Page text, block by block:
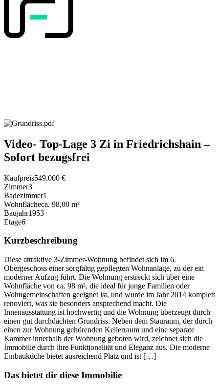
Video- Top-Lage 3 Zi in Friedrichshain –
Sofort bezugsfrei
Kaufpreis549.000 €
Zimmer3
Badezimmer1
Wohnflächeca. 98,00 m²
Baujahr1953
Etage6
Kurzbeschreibung
Diese attraktive 3-Zimmer-Wohnung befindet sich im 6.
Obergeschoss einer sorgfältig gepflegten Wohnanlage, zu der ein
moderner Aufzug führt. Die Wohnung erstreckt sich über eine
Wohnfläche von ca. 98 m², die ideal für junge Familien oder
Wohngemeinschaften geeignet ist, und wurde im Jahr 2014 komplett
renoviert, was sie besonders ansprechend macht. Die
Innenausstattung ist hochwertig und die Wohnung überzeugt durch
einen gut durchdachten Grundriss. Neben dem Stauraum, der durch
einen zur Wohnung gehörenden Kellerraum und eine separate
Kammer innerhalb der Wohnung geboten wird, zeichnet sich die
Immobilie durch ihre Funktionalität und Eleganz aus. Die moderne
Einbauküche bietet ausreichend Platz und ist […]
Das bietet dir diese Immobilie